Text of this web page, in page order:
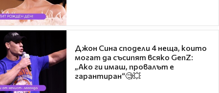
Джон Сина сподели 4 неща, които
могат да съсипят всяко GenZ:
„Ако ги имаш, провалът е
гарантиран“🧐💥